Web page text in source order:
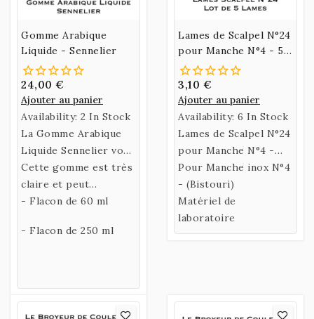
Gomme Arabique
Liquide - Sennelier
24,00 €
Ajouter au panier
Availability: 2 In Stock
La Gomme Arabique
Liquide Sennelier vous
permettra de
fabriquer votre
propre liant en y
miel ou de la
Cette gomme est très
claire et peut
également servir de
oeuvres.
- Flacon de 60 ml
- Flacon de 250 ml
Lames de Scalpel N°24
pour Manche N°4 - 5
Lames
3,10 €
Ajouter au panier
Availability: 6 In Stock
Lames de Scalpel N°24
pour Manche N°4 -
Lot de 5 Lames
Pour Manche inox N°4
- (Bistouri)
Matériel de
laboratoire